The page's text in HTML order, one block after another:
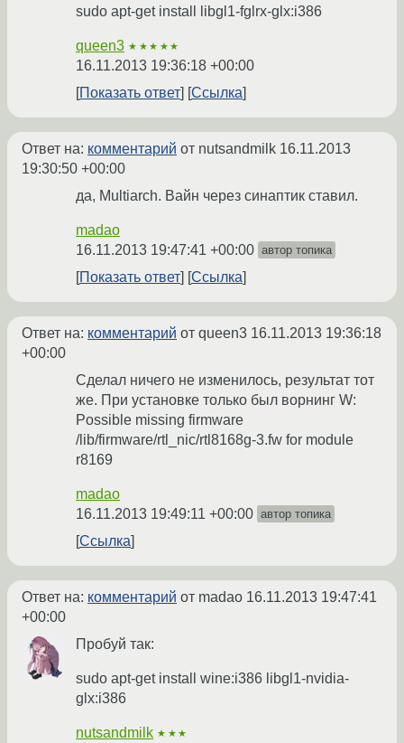
sudo apt-get install libgl1-fglrx-glx:i386
queen3 ★★★★★
16.11.2013 19:36:18 +00:00
Показать ответ
Ссылка
Ответ на: комментарий от nutsandmilk 16.11.2013
19:30:50 +00:00
да, Multiarch. Вайн через синаптик ставил.
madao
16.11.2013 19:47:41 +00:00 автор топика
Показать ответ Ссылка
Ответ на: комментарий от queen3 16.11.2013 19:36:18
+00:00
Сделал ничего не изменилось, результат тот
же. При установке только был ворнинг W:
Possible missing firmware
/lib/firmware/rtl_nic/rtl8168g-3.fw for module
r8169
madao
16.11.2013 19:49:11 +00:00 автор топика
Ссылка
Ответ на: комментарий от madao 16.11.2013 19:47:41
+00:00
Пробуй так:
sudo apt-get install wine:i386 libgl1-nvidia-
glx:i386
nutsandmilk ★★★